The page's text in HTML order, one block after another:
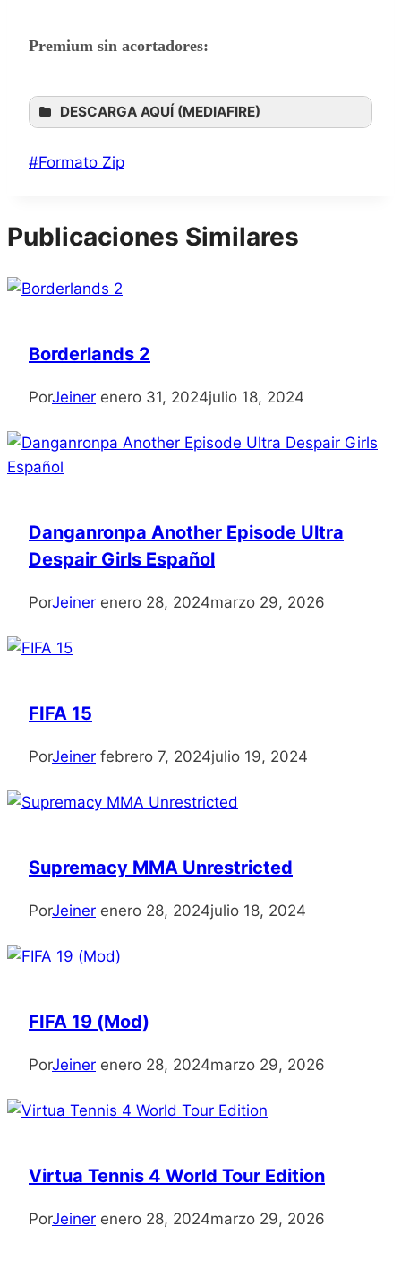
Premium sin acortadores:
DESCARGA AQUÍ (MEDIAFIRE)
Etiquetas
entrada:
#Formato Zip
Publicaciones Similares
Borderlands 2
PorJeiner enero 31, 2024julio 18, 2024
Danganronpa Another Episode Ultra
Despair Girls Español
PorJeiner enero 28, 2024marzo 29, 2026
FIFA 15
PorJeiner febrero 7, 2024julio 19, 2024
Supremacy MMA Unrestricted
PorJeiner enero 28, 2024julio 18, 2024
FIFA 19 (Mod)
PorJeiner enero 28, 2024marzo 29, 2026
Virtua Tennis 4 World Tour Edition
PorJeiner enero 28, 2024marzo 29, 2026